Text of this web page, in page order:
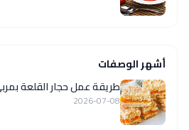
أشهر الوصفات
طريقة عمل حجار القلعة
2026-07-08